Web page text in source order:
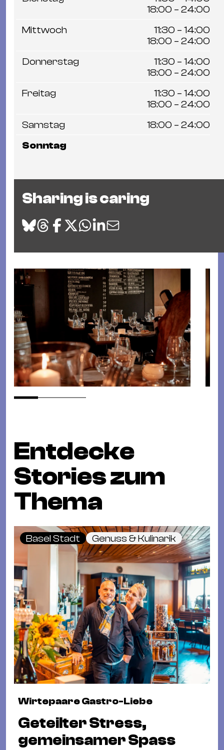
18:00 – 24:00
Mittwoch
11:30 – 14:00
18:00 – 24:00
Donnerstag
11:30 – 14:00
18:00 – 24:00
Freitag
11:30 – 14:00
18:00 – 24:00
Samstag
18:00 – 24:00
Sonntag
Sharing is caring
Entdecke
Stories zum
Thema
Basel Stadt Genuss & Kulinarik
Wirtepaare Gastro-Liebe
Geteilter Stress,
gemeinsamer Spass